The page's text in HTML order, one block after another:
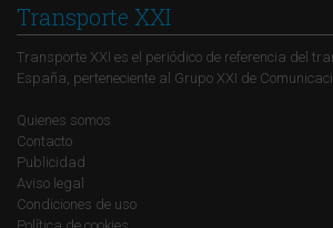
Transporte XXI
Transporte XXI es el periódico de referencia del
España, perteneciente al Grupo XXI de
Quienes somos
Contacto
Publicidad
Aviso legal
Condiciones de uso